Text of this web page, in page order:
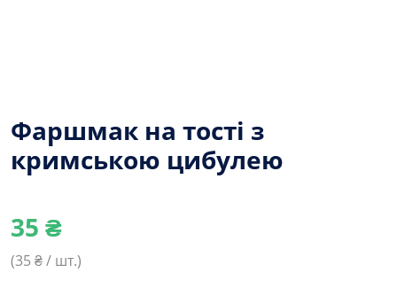
Фаршмак на тості з
кримською цибулею
35 ₴
(35₴ / шт.)